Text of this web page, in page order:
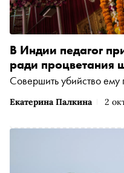
Екатерина Палкина 2
В Индии педагог
ради процветания
Совершить убийство ему